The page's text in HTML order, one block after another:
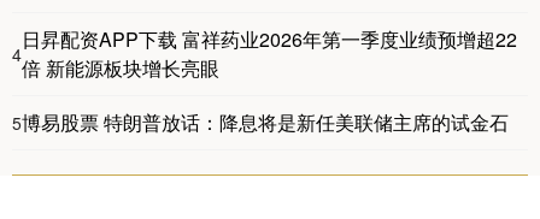
4
日昇配资APP下载 富祥药业2026年第一季度业绩预增超22
倍 新能源板块增长亮眼
5博易股票 特朗普放话：降息将是新任美联储主席的试金石